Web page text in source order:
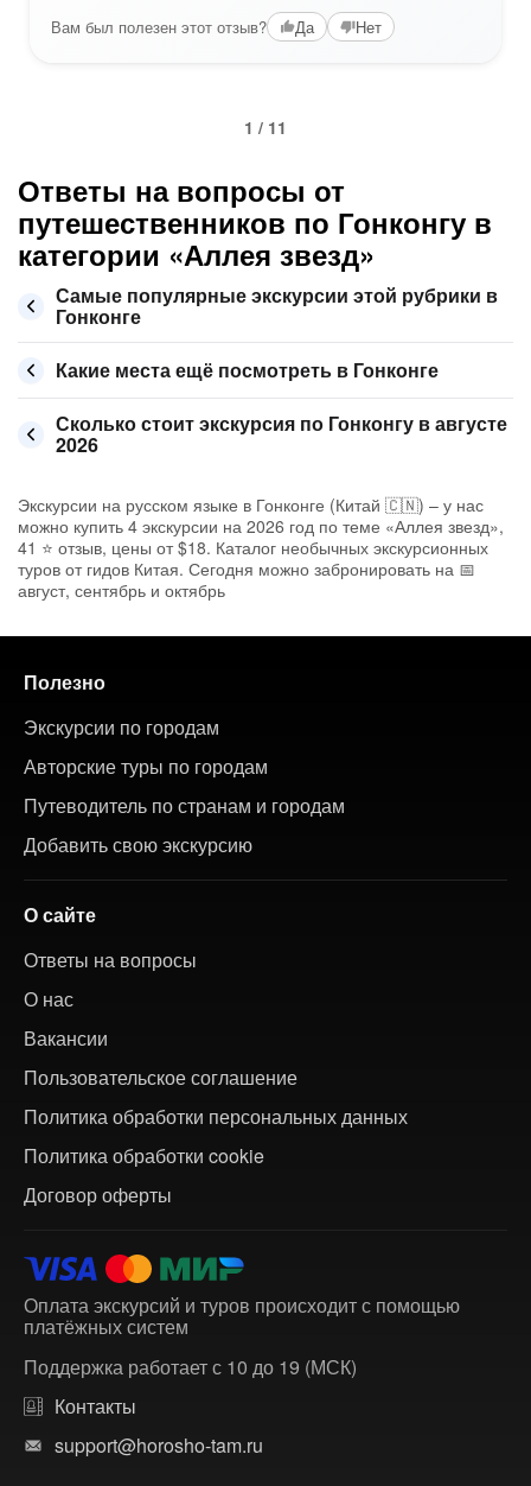
Вам был полезен этот отзыв? Да Нет
1 / 11
Ответы на вопросы от
путешественников по Гонконгу в
категории «Аллея звезд»
Самые популярные экскурсии этой рубрики в
Гонконге
Какие места ещё посмотреть в Гонконге
Сколько стоит экскурсия по Гонконгу в августе
2026
Экскурсии на русском языке в Гонконге (Китай 🇨🇳) – у нас
можно купить 4 экскурсии на 2026 год по теме «Аллея звезд»,
41 ⭐ отзыв, цены от $18. Каталог необычных экскурсионных
туров от гидов Китая. Сегодня можно забронировать на 📅
август, сентябрь и октябрь
Полезно
Экскурсии по городам
Авторские туры по городам
Путеводитель по странам и городам
Добавить свою экскурсию
О сайте
Ответы на вопросы
О нас
Вакансии
Пользовательское соглашение
Политика обработки персональных данных
Политика обработки cookie
Договор оферты
Оплата экскурсий и туров происходит с помощью
платёжных систем
Поддержка работает с 10 до 19 (МСК)
Контакты
support@horosho-tam.ru